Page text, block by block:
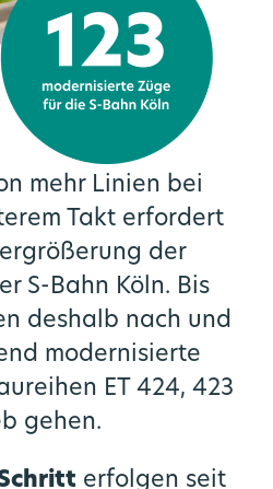
mehr Linien bei
Takt erfordert
der
S-Bahn Köln. Bis
deshalb nach und
modernisierte
ET 424, 423
gehen.
erfolgen seit